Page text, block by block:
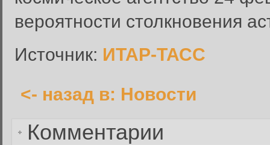
вероятности столкновения
Источник: ИТАР-ТАСС
<- назад в: Новости
Комментарии
Забыли пароль?